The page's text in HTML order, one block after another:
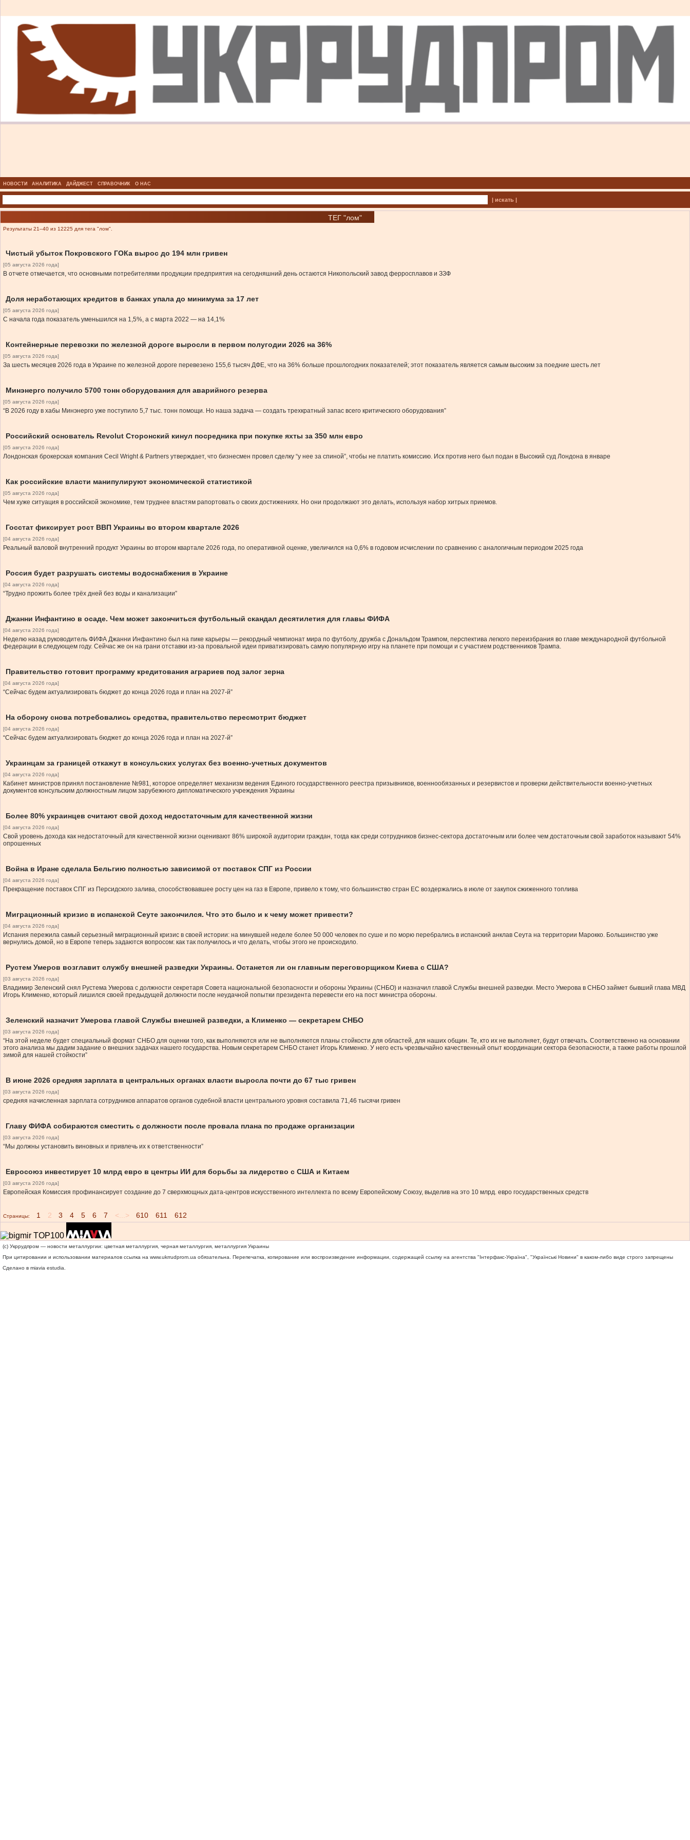
НОВОСТИ АНАЛИТИКА ДАЙДЖЕСТ СПРАВОЧНИК О НАС
| искать |
ТЕГ "лом"
Результаты 21–40 из 12225 для тега "лом".
Чистый убыток Покровского ГОКа вырос до 194 млн гривен
[05 августа 2026 года]
В отчете отмечается, что основными потребителями продукции предприятия на сегодняшний день остаются Никопольский завод ферросплавов и ЗЗФ
Доля неработающих кредитов в банках упала до минимума за 17 лет
[05 августа 2026 года]
С начала года показатель уменьшился на 1,5%, а с марта 2022 — на 14,1%
Контейнерные перевозки по железной дороге выросли в первом полугодии 2026 на 36%
[05 августа 2026 года]
За шесть месяцев 2026 года в Украине по железной дороге перевезено 155,6 тысяч ДФЕ, что на 36% больше прошлогодних показателей; этот показатель является самым высоким за поедние шесть лет
Минэнерго получило 5700 тонн оборудования для аварийного резерва
[05 августа 2026 года]
“В 2026 году в хабы Минэнерго уже поступило 5,7 тыс. тонн помощи. Но наша задача — создать трехкратный запас всего критического оборудования”
Российский основатель Revolut Сторонский кинул посредника при покупке яхты за 350 млн евро
[05 августа 2026 года]
Лондонская брокерская компания Cecil Wright & Partners утверждает, что бизнесмен провел сделку “у нее за спиной”, чтобы не платить комиссию. Иск против него был подан в Высокий суд Лондона в январе
Как российские власти манипулируют экономической статистикой
[05 августа 2026 года]
Чем хуже ситуация в российской экономике, тем труднее властям рапортовать о своих достижениях. Но они продолжают это делать, используя набор хитрых приемов.
Госстат фиксирует рост ВВП Украины во втором квартале 2026
[04 августа 2026 года]
Реальный валовой внутренний продукт Украины во втором квартале 2026 года, по оперативной оценке, увеличился на 0,6% в годовом исчислении по сравнению с аналогичным периодом 2025 года
Россия будет разрушать системы водоснабжения в Украине
[04 августа 2026 года]
“Трудно прожить более трёх дней без воды и канализации”
Джанни Инфантино в осаде. Чем может закончиться футбольный скандал десятилетия для главы ФИФА
[04 августа 2026 года]
Неделю назад руководитель ФИФА Джанни Инфантино был на пике карьеры — рекордный чемпионат мира по футболу, дружба с Дональдом Трампом, перспектива легкого переизбрания во главе международной футбольной
федерации в следующем году. Сейчас же он на грани отставки из-за провальной идеи приватизировать самую популярную игру на планете при помощи и с участием родственников Трампа.
Правительство готовит программу кредитования аграриев под залог зерна
[04 августа 2026 года]
“Сейчас будем актуализировать бюджет до конца 2026 года и план на 2027-й”
На оборону снова потребовались средства, правительство пересмотрит бюджет
[04 августа 2026 года]
“Сейчас будем актуализировать бюджет до конца 2026 года и план на 2027-й”
Украинцам за границей откажут в консульских услугах без военно-учетных документов
[04 августа 2026 года]
Кабинет министров принял постановление №981, которое определяет механизм ведения Единого государственного реестра призывников, военнообязанных и резервистов и проверки действительности военно-учетных
документов консульским должностным лицом зарубежного дипломатического учреждения Украины
Более 80% украинцев считают свой доход недостаточным для качественной жизни
[04 августа 2026 года]
Свой уровень дохода как недостаточный для качественной жизни оценивают 86% широкой аудитории граждан, тогда как среди сотрудников бизнес-сектора достаточным или более чем достаточным свой заработок называют 54%
опрошенных
Война в Иране сделала Бельгию полностью зависимой от поставок СПГ из России
[04 августа 2026 года]
Прекращение поставок СПГ из Персидского залива, способствовавшее росту цен на газ в Европе, привело к тому, что большинство стран ЕС воздержались в июле от закупок сжиженного топлива
Миграционный кризис в испанской Сеуте закончился. Что это было и к чему может привести?
[04 августа 2026 года]
Испания пережила самый серьезный миграционный кризис в своей истории: на минувшей неделе более 50 000 человек по суше и по морю перебрались в испанский анклав Сеута на территории Марокко. Большинство уже
вернулись домой, но в Европе теперь задаются вопросом: как так получилось и что делать, чтобы этого не происходило.
Рустем Умеров возглавит службу внешней разведки Украины. Останется ли он главным переговорщиком Киева с США?
[03 августа 2026 года]
Владимир Зеленский снял Рустема Умерова с должности секретаря Совета национальной безопасности и обороны Украины (СНБО) и назначил главой Службы внешней разведки. Место Умерова в СНБО займет бывший глава МВД
Игорь Клименко, который лишился своей предыдущей должности после неудачной попытки президента перевести его на пост министра обороны.
Зеленский назначит Умерова главой Службы внешней разведки, а Клименко — секретарем СНБО
[03 августа 2026 года]
“На этой неделе будет специальный формат СНБО для оценки того, как выполняются или не выполняются планы стойкости для областей, для наших общин. Те, кто их не выполняет, будут отвечать. Соответственно на основании
этого анализа мы дадим задание о внешних задачах нашего государства. Новым секретарем СНБО станет Игорь Клименко. У него есть чрезвычайно качественный опыт координации сектора безопасности, а также работы прошлой
зимой для нашей стойкости”
В июне 2026 средняя зарплата в центральных органах власти выросла почти до 67 тыс гривен
[03 августа 2026 года]
средняя начисленная зарплата сотрудников аппаратов органов судебной власти центрального уровня составила 71,46 тысячи гривен
Главу ФИФА собираются сместить с должности после провала плана по продаже организации
[03 августа 2026 года]
“Мы должны установить виновных и привлечь их к ответственности”
Евросоюз инвестирует 10 млрд евро в центры ИИ для борьбы за лидерство с США и Китаем
[03 августа 2026 года]
Европейская Комиссия профинансирует создание до 7 сверхмощных дата-центров искусственного интеллекта по всему Европейскому Союзу, выделив на это 10 млрд. евро государственных средств
Страницы: 1 2 3 4 5 6 7 <...> 610 611 612
(c) Укррудпром — новости металлургии: цветная металлургия, черная металлургия, металлургия Украины
При цитировании и использовании материалов ссылка на www.ukrrudprom.ua обязательна. Перепечатка, копирование или воспроизведение информации, содержащей ссылку на агентства "Iнтерфакс-Україна", "Українськi Новини" в каком-либо виде строго запрещены
Сделано в miavia estudia.